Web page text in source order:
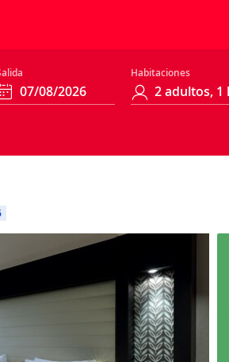
Habitaciones